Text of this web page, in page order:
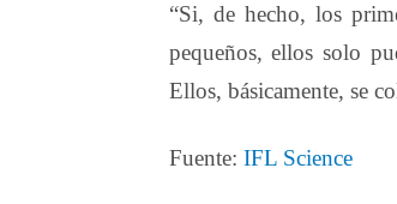
“Si, de hecho, los
pequeños, ellos solo
Ellos, básicamente, se
Fuente: IFL Science